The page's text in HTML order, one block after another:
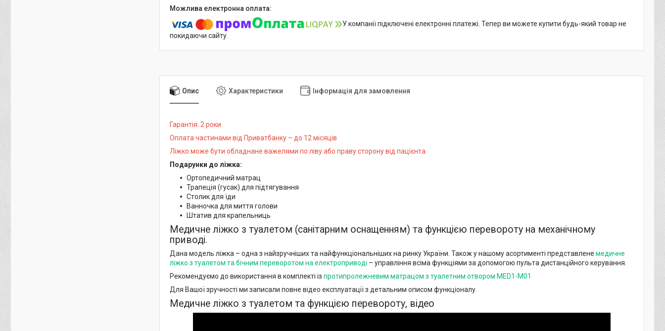
У компанії підключені електронні платежі. Тепер ви можете купити будь-який товар не
покидаючи сайту.
Опис Характеристики Інформація для замовлення
Гарантія: 2 роки
Оплата частинами від Приватбанку – до 12 місяців
Ліжко може бути обладнане важелями по ліву або праву сторону від пацієнта
Подарунки до ліжка:
Ортопедичний матрац
Трапеція (гусак) для підтягування
Столик для їди
Ванночка для миття голови
Штатив для крапельниць
Медичне ліжко з туалетом (санітарним оснащенням) та функцією перевороту на механічному
приводі.
Дана модель ліжка – одна з найзручніших та найфункціональніших на ринку України. Також у нашому асортименті представлене медичне
ліжко з туалетом та бічним переворотом на електроприводі – управління всіма функціями за допомогою пульта дистанційного керування.
Рекомендуємо до використання в комплекті із протипролежневим матрацом з туалетним отвором MED1-M01
Для Вашої зручності ми записали повне відео експлуатації з детальним описом функціоналу.
Медичне ліжко з туалетом та функцією перевороту, відео